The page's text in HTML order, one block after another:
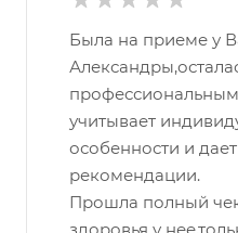
Была на приеме у
учитывает
особенности и
рекомендации.
Прошла полный